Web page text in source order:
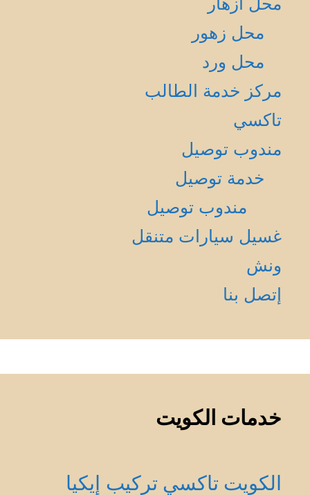
محل زهور
محل ورد
مركز خدمة الطالب
تاكسي
مندوب توصيل
خدمة توصيل
مندوب توصيل
غسيل سيارات متنقل
ونش
إتصل بنا
خدمات الكويت
الكويت تاكسي تركيب إيكيا